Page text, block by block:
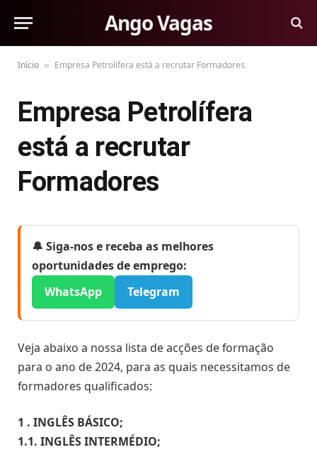
Ango Vagas
Início » Empresa Petrolífera está a recrutar Formadores
Empresa Petrolífera
está a recrutar
Formadores
🔔 Siga-nos e receba as melhores
oportunidades de emprego:
WhatsApp
Telegram
Veja abaixo a nossa lista de acções de formação
para o ano de 2024, para as quais necessitamos de
formadores qualificados:
1 . INGLÊS BÁSICO;
1.1. INGLÊS INTERMÉDIO;